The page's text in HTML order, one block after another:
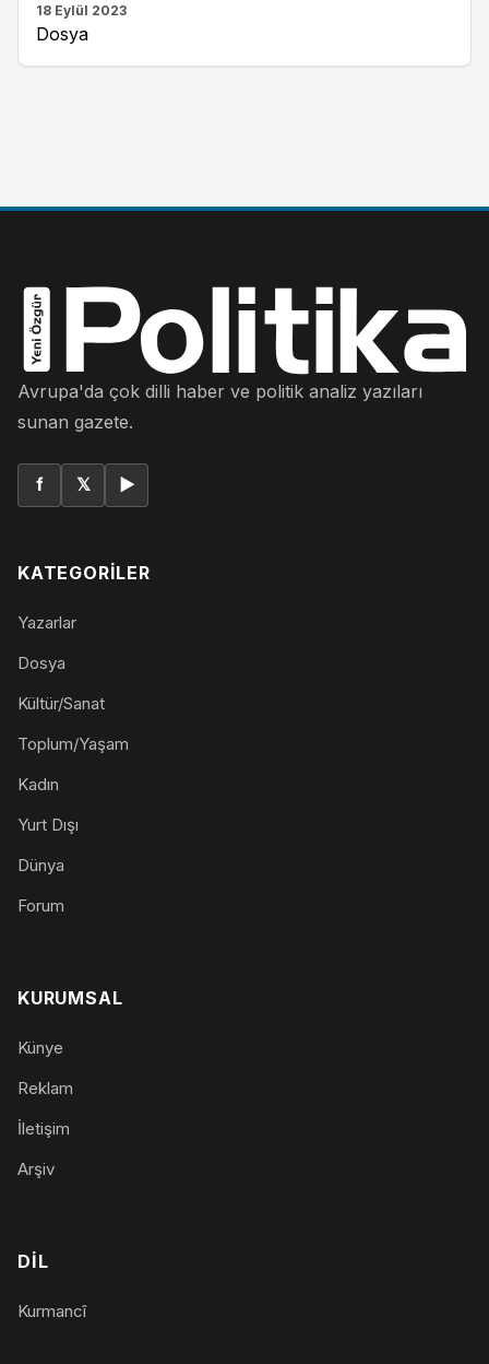
18 Eylül 2023
Dosya
Avrupa'da çok dilli haber ve politik analiz yazıları
sunan gazete.
f 𝕏 ▶
KATEGORILER
Yazarlar
Dosya
Kültür/Sanat
Toplum/Yaşam
Kadın
Yurt Dışı
Dünya
Forum
KURUMSAL
Künye
Reklam
İletişim
Arşiv
DIL
Kurmancî